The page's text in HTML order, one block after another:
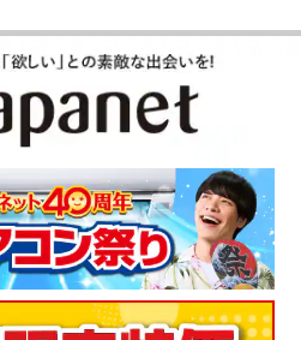
された方の声を含みます。